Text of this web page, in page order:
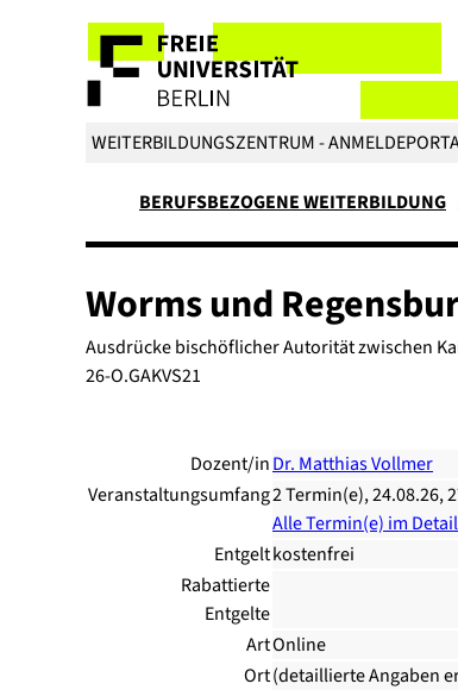
WEITERBILDUNGSZENTRUM -
BERUFSBEZOGENE WEITERBILDUNG
Worms und
Ausdrücke bischöflicher Autorität zwischen
26-O.GAKVS21
Dozent/inDr. Matthias Vollmer
Veranstaltungsumfang2 Termin(e), 24.08.26,
Alle Termin(e) im
Entgeltkostenfrei
Rabattierte
Entgelte
ArtOnline
Ort(detaillierte Angaben